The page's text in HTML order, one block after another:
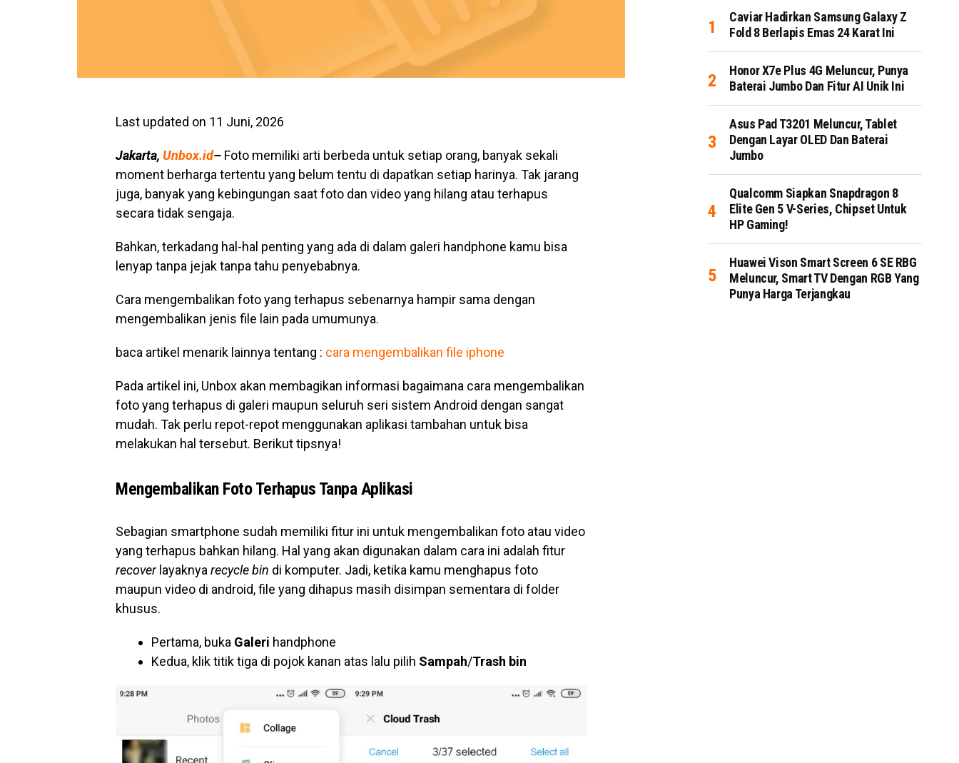
Last updated on 11 Juni, 2026
Jakarta, Unbox.id– Foto memiliki arti berbeda untuk setiap orang, banyak sekali
moment berharga tertentu yang belum tentu di dapatkan setiap harinya. Tak jarang
juga, banyak yang kebingungan saat foto dan video yang hilang atau terhapus
secara tidak sengaja.
Bahkan, terkadang hal-hal penting yang ada di dalam galeri handphone kamu bisa
lenyap tanpa jejak tanpa tahu penyebabnya.
Cara mengembalikan foto yang terhapus sebenarnya hampir sama dengan
mengembalikan jenis file lain pada umumunya.
baca artikel menarik lainnya tentang : cara mengembalikan file iphone
Pada artikel ini, Unbox akan membagikan informasi bagaimana cara mengembalikan
foto yang terhapus di galeri maupun seluruh seri sistem Android dengan sangat
mudah. Tak perlu repot-repot menggunakan aplikasi tambahan untuk bisa
melakukan hal tersebut. Berikut tipsnya!
Mengembalikan Foto Terhapus Tanpa Aplikasi
Sebagian smartphone sudah memiliki fitur ini untuk mengembalikan foto atau video
yang terhapus bahkan hilang. Hal yang akan digunakan dalam cara ini adalah fitur
recoverlayaknya recycle bin di komputer. Jadi, ketika kamu menghapus foto
maupun video di android, file yang dihapus masih disimpan sementara di folder
khusus.
Pertama, buka Galeri handphone
Kedua, klik titik tiga di pojok kanan atas lalu pilih Sampah/Trash bin
Caviar Hadirkan Samsung Galaxy Z
Fold 8 Berlapis Emas 24 Karat Ini
Honor X7e Plus 4G Meluncur, Punya
Baterai Jumbo Dan Fitur AI Unik Ini
Asus Pad T3201 Meluncur, Tablet
Dengan Layar OLED Dan Baterai
Jumbo
Qualcomm Siapkan Snapdragon 8
Elite Gen 5 V-Series, Chipset Untuk
HP Gaming!
Huawei Vison Smart Screen 6 SE RBG
Meluncur, Smart TV Dengan RGB Yang
Punya Harga Terjangkau